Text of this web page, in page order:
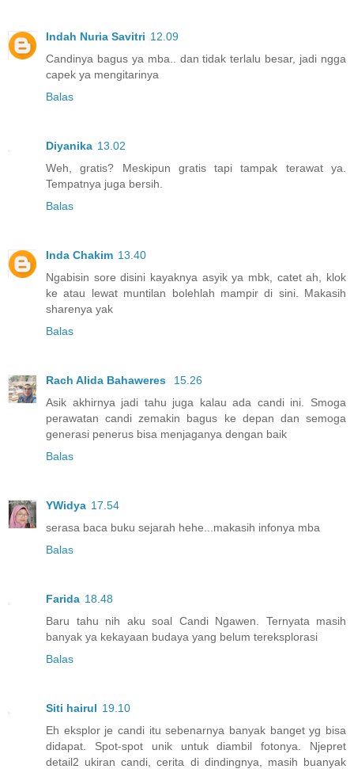
Indah Nuria Savitri 12.09
Candinya bagus ya mba.. dan tidak terlalu besar, jadi ngga
capek ya mengitarinya
Balas
Diyanika 13.02
Weh, gratis? Meskipun gratis tapi tampak terawat ya.
Tempatnya juga bersih.
Balas
Inda Chakim 13.40
Ngabisin sore disini kayaknya asyik ya mbk, catet ah, klok
ke atau lewat muntilan bolehlah mampir di sini. Makasih
sharenya yak
Balas
Rach Alida Bahaweres
15.26
Asik akhirnya jadi tahu juga kalau ada candi ini. Smoga
perawatan candi zemakin bagus ke depan dan semoga
generasi penerus bisa menjaganya dengan baik
Balas
YWidya 17.54
serasa baca buku sejarah hehe...makasih infonya mba
Balas
Farida 18.48
Baru tahu nih aku soal Candi Ngawen. Ternyata masih
banyak ya kekayaan budaya yang belum tereksplorasi
Balas
Siti hairul 19.10
Eh eksplor je candi itu sebenarnya banyak banget yg bisa
didapat. Spot-spot unik untuk diambil fotonya. Njepret
detail2 ukiran candi, cerita di dindingnya, masih buanyak